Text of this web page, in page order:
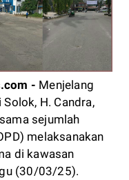
- Menjelang
H. Candra,
sejumlah
melaksanakan
di kawasan
(30/03/25).